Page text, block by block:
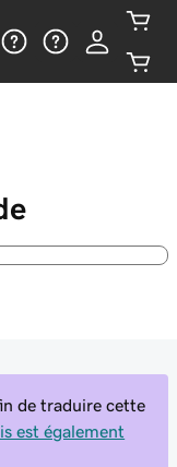
de traduire cette
est également